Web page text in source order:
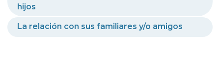
hijos
La relación con sus familiares y/o amigos